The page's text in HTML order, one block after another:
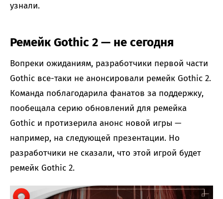
узнали.
Ремейк Gothic 2 — не сегодня
Вопреки ожиданиям, разработчики первой части
Gothic все-таки не анонсировали ремейк Gothic 2.
Команда поблагодарила фанатов за поддержку,
пообещала серию обновлений для ремейка
Gothic и протизерила анонс новой игры —
например, на следующей презентации. Но
разработчики не сказали, что этой игрой будет
ремейк Gothic 2.